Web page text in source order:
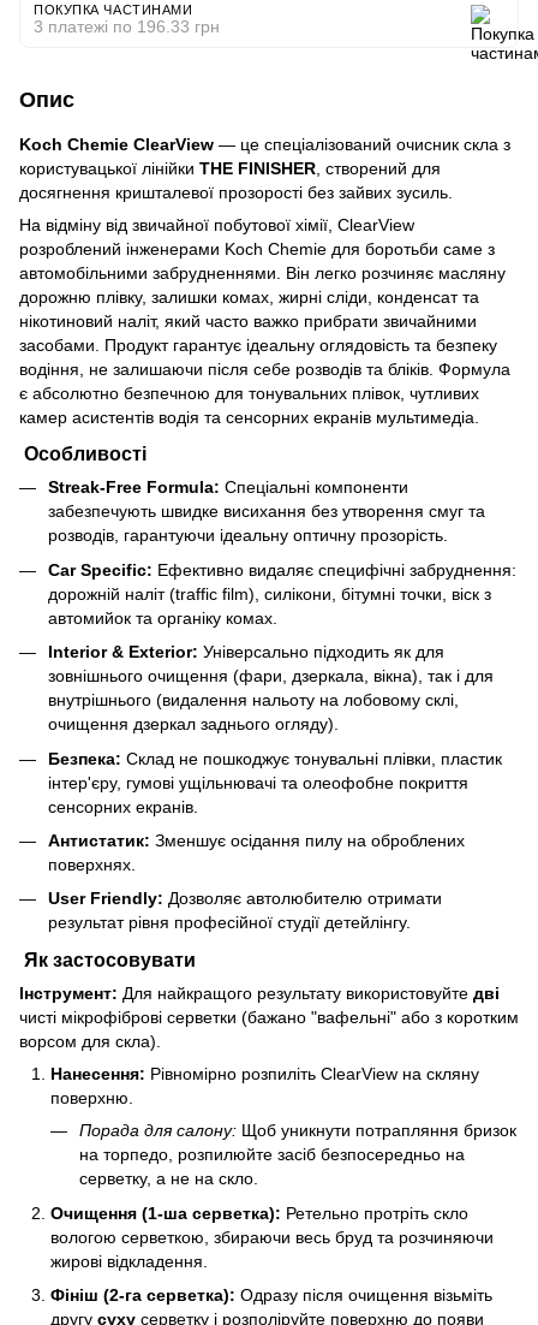
ПОКУПКА ЧАСТИНАМИ
3 платежі по 196.33 грн
Опис
Koch Chemie ClearView — це спеціалізований очисник скла з
користувацької лінійки THE FINISHER , створений для
досягнення кришталевої прозорості без зайвих зусиль.
На відміну від звичайної побутової хімії, ClearView
розроблений інженерами Koch Chemie для боротьби саме з
автомобільними забрудненнями. Він легко розчиняє масляну
дорожню плівку, залишки комах, жирні сліди, конденсат та
нікотиновий наліт, який часто важко прибрати звичайними
засобами. Продукт гарантує ідеальну оглядовість та безпеку
водіння, не залишаючи після себе розводів та бліків. Формула
є абсолютно безпечною для тонувальних плівок, чутливих
камер асистентів водія та сенсорних екранів мультимедіа.
Особливості
Streak-Free Formula: Спеціальні компоненти
забезпечують швидке висихання без утворення смуг та
розводів, гарантуючи ідеальну оптичну прозорість.
Car Specific: Ефективно видаляє специфічні забруднення:
дорожній наліт (traffic film), силікони, бітумні точки, віск з
автомийок та органіку комах.
Interior & Exterior: Універсально підходить як для
зовнішнього очищення (фари, дзеркала, вікна), так і для
внутрішнього (видалення нальоту на лобовому склі,
очищення дзеркал заднього огляду).
Безпека: Склад не пошкоджує тонувальні плівки, пластик
інтер'єру, гумові ущільнювачі та олеофобне покриття
сенсорних екранів.
Антистатик: Зменшує осідання пилу на оброблених
поверхнях.
User Friendly: Дозволяє автолюбителю отримати
результат рівня професійної студії детейлінгу.
Як застосовувати
Інструмент: Для найкращого результату використовуйте дві
чисті мікрофіброві серветки (бажано "вафельні" або з коротким
ворсом для скла).
Нанесення: Рівномірно розпиліть ClearView на скляну
поверхню.
Порада для салону: Щоб уникнути потрапляння бризок
на торпедо, розпилюйте засіб безпосередньо на
серветку, а не на скло.
Очищення (1-ша серветка): Ретельно протріть скло
вологою серветкою, збираючи весь бруд та розчиняючи
жирові відкладення.
Фініш (2-га серветка): Одразу після очищення візьміть
другу суху серветку і розполіруйте поверхню до появи